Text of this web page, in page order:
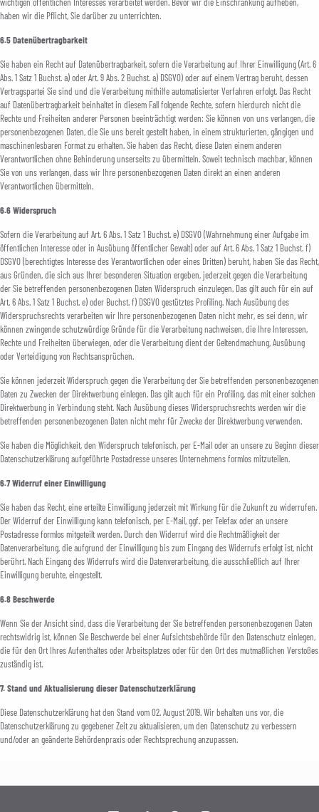
haben wir die Pflicht, Sie darüber zu unterrichten.
6.5 Datenübertragbarkeit
Sie haben ein Recht auf Datenübertragbarkeit, sofern die Verarbeitung auf Ihrer Einwilligung (Art. 6
Abs. 1 Satz 1 Buchst. a) oder Art. 9 Abs. 2 Buchst. a) DSGVO) oder auf einem Vertrag beruht, dessen
Vertragspartei Sie sind und die Verarbeitung mithilfe automatisierter Verfahren erfolgt. Das Recht
auf Datenübertragbarkeit beinhaltet in diesem Fall folgende Rechte, sofern hierdurch nicht die
Rechte und Freiheiten anderer Personen beeinträchtigt werden: Sie können von uns verlangen, die
personenbezogenen Daten, die Sie uns bereit gestellt haben, in einem strukturierten, gängigen und
maschinenlesbaren Format zu erhalten. Sie haben das Recht, diese Daten einem anderen
Verantwortlichen ohne Behinderung unserseits zu übermitteln. Soweit technisch machbar, können
Sie von uns verlangen, dass wir Ihre personenbezogenen Daten direkt an einen anderen
Verantwortlichen übermitteln.
6.6 Widerspruch
Sofern die Verarbeitung auf Art. 6 Abs. 1 Satz 1 Buchst. e) DSGVO (Wahrnehmung einer Aufgabe im
öffentlichen Interesse oder in Ausübung öffentlicher Gewalt) oder auf Art. 6 Abs. 1 Satz 1 Buchst. f)
DSGVO (berechtigtes Interesse des Verantwortlichen oder eines Dritten) beruht, haben Sie das Recht,
aus Gründen, die sich aus Ihrer besonderen Situation ergeben, jederzeit gegen die Verarbeitung
der Sie betreffenden personenbezogenen Daten Widerspruch einzulegen. Das gilt auch für ein auf
Art. 6 Abs. 1 Satz 1 Buchst. e) oder Buchst. f) DSGVO gestütztes Profiling. Nach Ausübung des
Widerspruchsrechts verarbeiten wir Ihre personenbezogenen Daten nicht mehr, es sei denn, wir
können zwingende schutzwürdige Gründe für die Verarbeitung nachweisen, die Ihre Interessen,
Rechte und Freiheiten überwiegen, oder die Verarbeitung dient der Geltendmachung, Ausübung
oder Verteidigung von Rechtsansprüchen.
Sie können jederzeit Widerspruch gegen die Verarbeitung der Sie betreffenden personenbezogenen
Daten zu Zwecken der Direktwerbung einlegen. Das gilt auch für ein Profiling, das mit einer solchen
Direktwerbung in Verbindung steht. Nach Ausübung dieses Widerspruchsrechts werden wir die
betreffenden personenbezogenen Daten nicht mehr für Zwecke der Direktwerbung verwenden.
Sie haben die Möglichkeit, den Widerspruch telefonisch, per E-Mail oder an unsere zu Beginn dieser
Datenschutzerklärung aufgeführte Postadresse unseres Unternehmens formlos mitzuteilen.
6.7 Widerruf einer Einwilligung
Sie haben das Recht, eine erteilte Einwilligung jederzeit mit Wirkung für die Zukunft zu widerrufen.
Der Widerruf der Einwilligung kann telefonisch, per E-Mail, ggf. per Telefax oder an unsere
Postadresse formlos mitgeteilt werden. Durch den Widerruf wird die Rechtmäßigkeit der
Datenverarbeitung, die aufgrund der Einwilligung bis zum Eingang des Widerrufs erfolgt ist, nicht
berührt. Nach Eingang des Widerrufs wird die Datenverarbeitung, die ausschließlich auf Ihrer
Einwilligung beruhte, eingestellt.
6.8 Beschwerde
Wenn Sie der Ansicht sind, dass die Verarbeitung der Sie betreffenden personenbezogenen Daten
rechtswidrig ist, können Sie Beschwerde bei einer Aufsichtsbehörde für den Datenschutz einlegen,
die für den Ort Ihres Aufenthaltes oder Arbeitsplatzes oder für den Ort des mutmaßlichen Verstoßes
zuständig ist.
7. Stand und Aktualisierung dieser Datenschutzerklärung
Diese Datenschutzerklärung hat den Stand vom 02. August 2019. Wir behalten uns vor, die
Datenschutzerklärung zu gegebener Zeit zu aktualisieren, um den Datenschutz zu verbessern
und/oder an geänderte Behördenpraxis oder Rechtsprechung anzupassen.